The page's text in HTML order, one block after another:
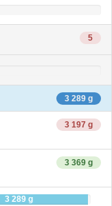
5
3 289 g
3 197 g
3 369 g
3 289 g